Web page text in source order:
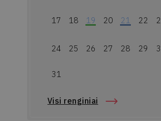
17 18 19 20 21 22
24 25 26 27 28 29
31
Visi renginiai